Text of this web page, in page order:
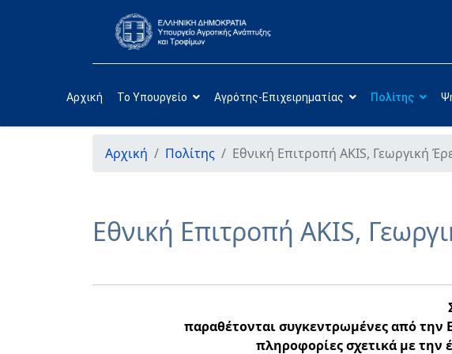
Αρχική Το Υπουργείο Αγρότης-Επιχειρηματίας Πολίτης
Αρχική Πολίτης Εθνική Επιτροπή AKIS, Γεωργική
Εθνική Επιτροπή AKIS,
παραθέτονται συγκεντρωμένες από την
πληροφορίες σχετικά με την